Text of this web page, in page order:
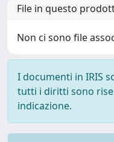
File in questo
Non ci sono file
I documenti in IRIS
tutti i diritti sono
indicazione.